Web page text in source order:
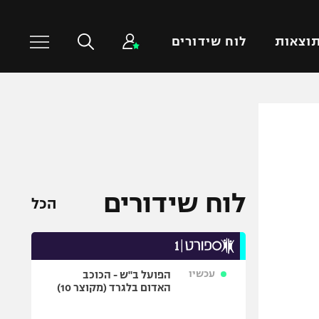
תוצאות לוח שידורים
שחייה
ג'ודו
ספורט אולימפי
לוח שידורים הכל
עכשיו
הפועל ב"ש - הכוכב
האדום בלגרד (מקוצר 10)